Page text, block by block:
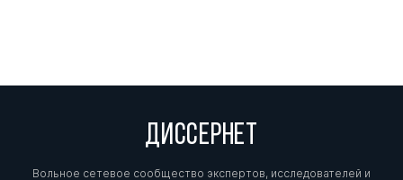
ДИССЕРНЕТ
Вольное сетевое сообщество экспертов, исследователей и